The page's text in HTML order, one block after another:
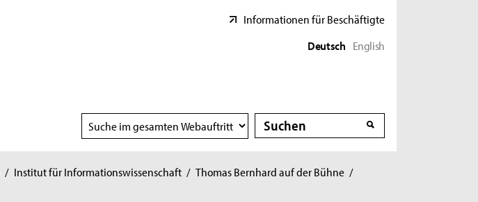
Informationen für Beschäftigte
Deutsch English
Suchbereich
wählen
Suche
Suche
/ Institut für Informationswissenschaft / Thomas Bernhard auf der Bühne /